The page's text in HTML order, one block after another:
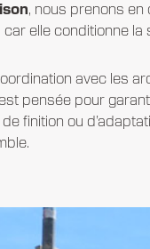
, nous prenons en
elle conditionne
avec les
pensée pour
finition ou